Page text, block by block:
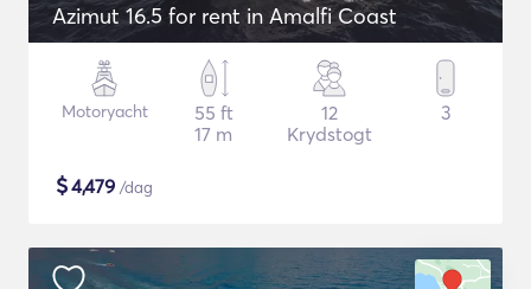
Azimut 16.5 for rent in Amalfi Coast
Motoryacht
55 ft
17 m
12
Krydstogt
3
$4,479 /dag